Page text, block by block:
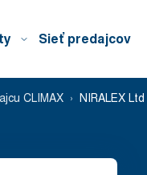
Sieť predajcov
CLIMAX NIRALEX Ltd